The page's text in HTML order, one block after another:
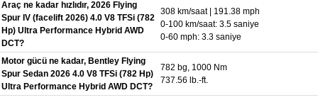
Araç ne kadar hızlıdır, 2026 Flying
Spur IV (facelift 2026) 4.0 V8 TFSi (782
Hp) Ultra Performance Hybrid AWD
DCT?
308 km/saat | 191.38 mph
0-100 km/saat: 3.5 saniye
0-60 mph: 3.3 saniye
Motor gücü ne kadar, Bentley Flying
Spur Sedan 2026 4.0 V8 TFSi (782 Hp)
Ultra Performance Hybrid AWD DCT?
782 bg, 1000 Nm
737.56 lb.-ft.